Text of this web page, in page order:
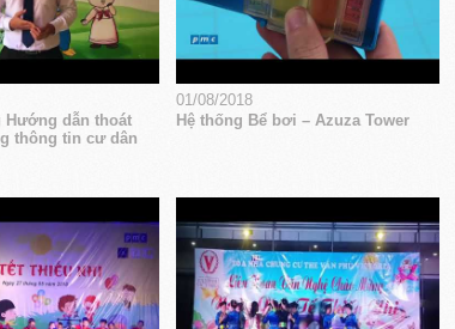
Hướng dẫn thoát
thông tin cư dân
01/08/2018
Hệ thống Bể bơi – Azuza Tower